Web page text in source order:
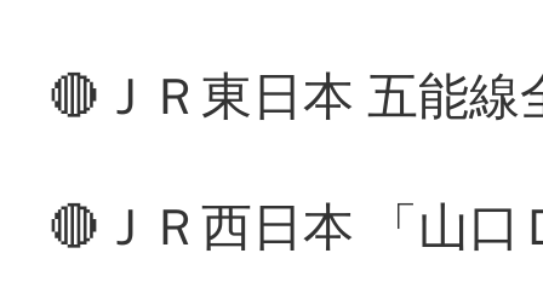
🔴ＪＲ東日本 五能
🔴ＪＲ西日本 「山